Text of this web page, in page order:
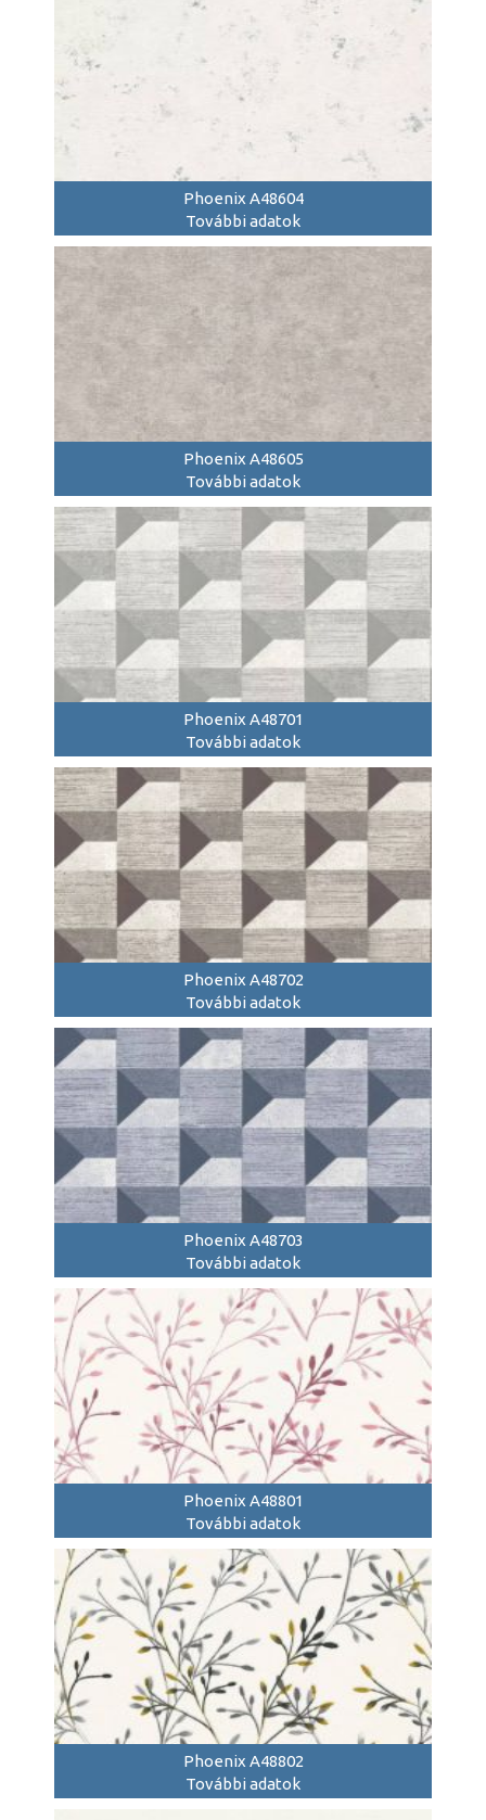
Phoenix A48604
További adatok
Phoenix A48605
További adatok
Phoenix A48701
További adatok
Phoenix A48702
További adatok
Phoenix A48703
További adatok
Phoenix A48801
További adatok
Phoenix A48802
További adatok